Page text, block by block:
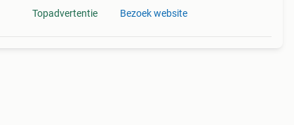
Topadvertentie Bezoek website